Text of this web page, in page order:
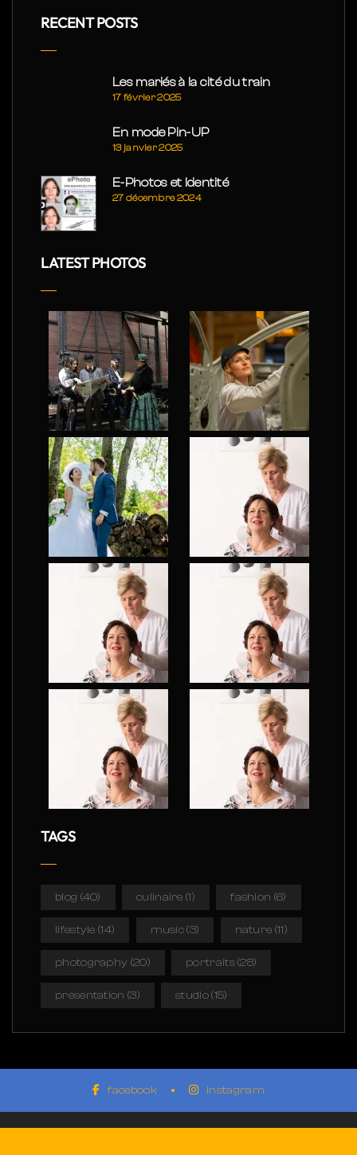
RECENT POSTS
Les mariés à la cité du train
17 février 2025
En mode Pin-UP
13 janvier 2025
E-Photos et Identité
27 décembre 2024
LATEST PHOTOS
TAGS
blog (40) culinaire (1) fashion (6)
lifestyle (14) music(3) nature (11)
photography (20) portraits(28)
présentation (3) studio(15)
facebook instagram